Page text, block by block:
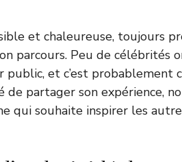
et chaleureuse, toujours
parcours. Peu de célébrités
public, et c’est probablement
partager son expérience,
qui souhaite inspirer les